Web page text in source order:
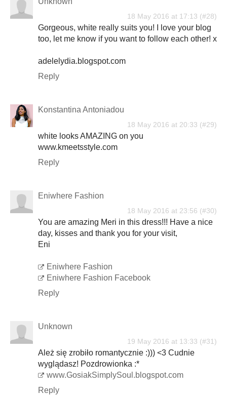
18 May 2016 at 17:13
Gorgeous, white really suits you! I love your blog
too, let me know if you want to follow each other! x
adelelydia.blogspot.com
Reply
Konstantina Antoniadou
18 May 2016 at 20:33
white looks AMAZING on you
www.kmeetsstyle.com
Reply
Eniwhere Fashion
18 May 2016 at 23:56
You are amazing Meri in this dress!!! Have a nice
day, kisses and thank you for your visit,
Eni
Eniwhere Fashion
Eniwhere Fashion Facebook
Reply
Unknown
19 May 2016 at 13:33
Ależ się zrobiło romantycznie :))) <3 Cudnie
wyglądasz! Pozdrowionka :*
www.GosiakSimplySoul.blogspot.com
Reply